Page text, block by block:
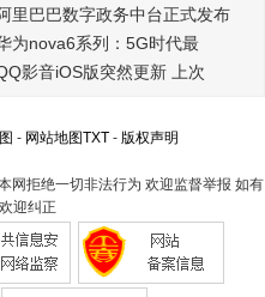
里巴巴数字政务中台正式发布
为nova6系列：5G时代最
影音iOS版突然更新 上次
- 网站地图TXT- 版权声明
网拒绝一切非法行为 欢迎监督举报 如有
迎纠正